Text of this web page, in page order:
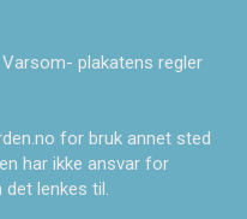
plakatens regler
for bruk annet sted
har ikke ansvar for
lenkes til.